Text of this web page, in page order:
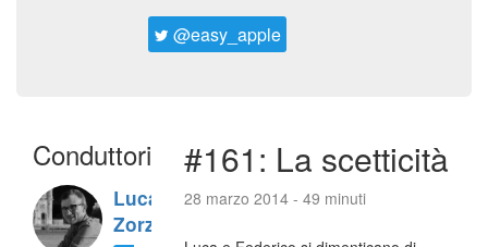
@easy_apple
Conduttori
Luca
Zorzi
#161: La scetticità
28 marzo 2014 - 49 minuti